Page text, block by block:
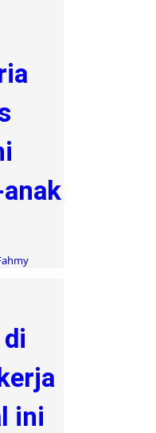
ini